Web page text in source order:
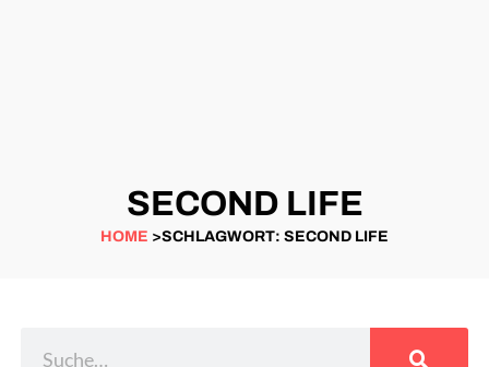
SECOND LIFE
HOME >SCHLAGWORT: SECOND LIFE